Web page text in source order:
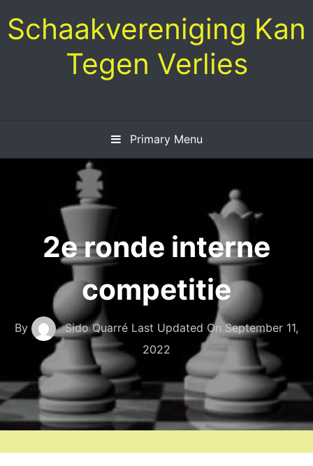
to
content
Schaakvereniging Kan
Tegen Verlies
Primary Menu
2e ronde interne
competitie
By Sido Quarré Last Updated OnSeptember 11,
2022